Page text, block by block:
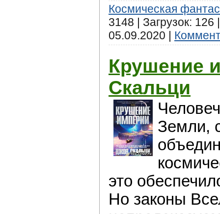
Космическая
3148 | Загрузок:
05.09.2020
Крушение
Скальци
Земли,
это
Но законы